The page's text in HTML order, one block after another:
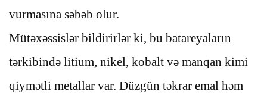
vurmasına səbəb olur.
Mütəxəssislər bildirirlər ki, bu batareyaların
tərkibində litium, nikel, kobalt və manqan kimi
qiymətli metallar var. Düzgün təkrar emal həm